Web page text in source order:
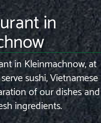
in
in Kleinmachnow, at
sushi, Vietnamese
of our dishes and
ingredients.